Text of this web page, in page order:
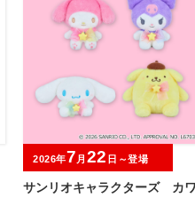
サンリオキャラクターズ カワ
2026年7 月 22 日～登場